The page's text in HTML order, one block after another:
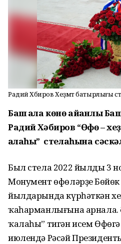
Радий Хәбиров Хеҙмәт батырлығы
Баш ҡала көнө айҡанлы
Радий Хәбиров “Өфө –
ҡалаһы” стелаһына
Был стела 2022 йылдың 3
Монумент өфөләрҙең
йылдарында күрһәткән
ҡаһарманлығына арнала.
ҡалаһы” тигән исем Өфөгә
июлендә Рәсәй